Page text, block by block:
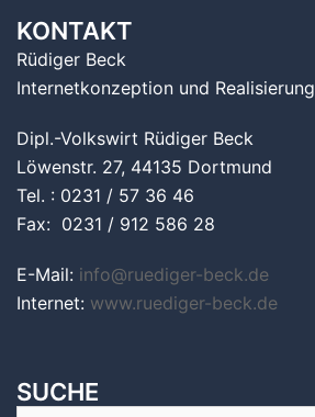
KONTAKT
Rüdiger Beck
Internetkonzeption und Realisierung
Dipl.-Volkswirt Rüdiger Beck
Löwenstr. 27, 44135 Dortmund
Tel. : 0231 / 57 36 46
Fax: 0231 / 912 586 28
E-Mail: info@ruediger-beck.de
Internet: www.ruediger-beck.de
SUCHE